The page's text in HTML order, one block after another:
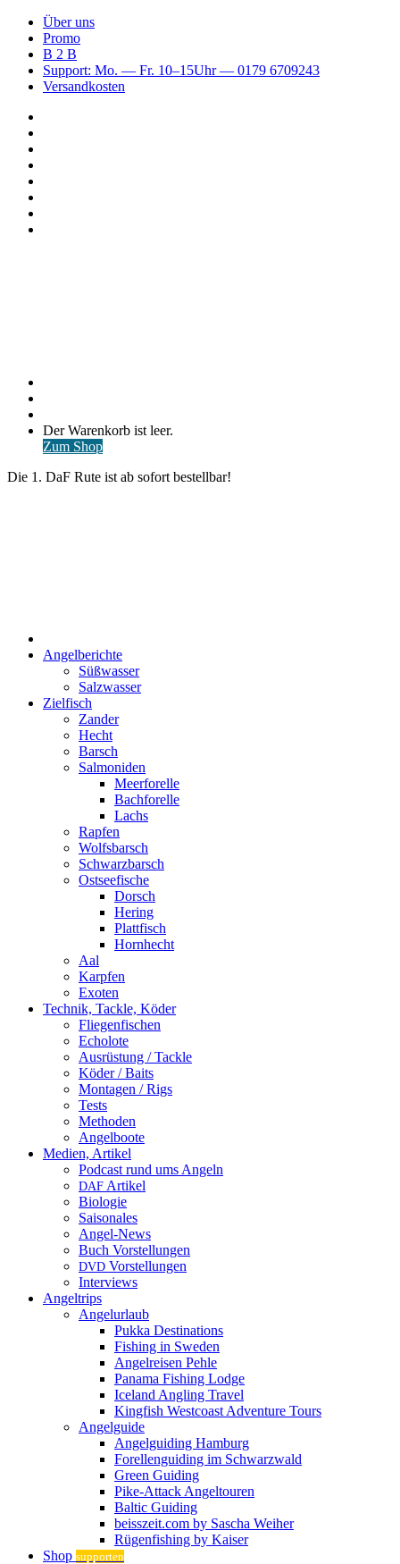
Über uns
Promo
B 2 B
Support: Mo. — Fr. 10–15Uhr — 0179 6709243
Versandkosten
Warenkorb
ansehen
Der Warenkorb ist leer.
Zum Shop
Die 1. DaF Rute ist ab sofort bestellbar!
Angelberichte
Süßwasser
Salzwasser
Zielfisch
Zander
Hecht
Barsch
Salmoniden
Meerforelle
Bachforelle
Lachs
Rapfen
Wolfsbarsch
Schwarzbarsch
Ostseefische
Dorsch
Hering
Plattfisch
Hornhecht
Aal
Karpfen
Exoten
Technik, Tackle, Köder
Fliegenfischen
Echolote
Ausrüstung / Tackle
Köder / Baits
Montagen / Rigs
Tests
Methoden
Angelboote
Medien, Artikel
Podcast rund ums Angeln
DAF Artikel
Biologie
Saisonales
Angel-News
Buch Vorstellungen
DVD Vorstellungen
Interviews
Angeltrips
Angelurlaub
Pukka Destinations
Fishing in Sweden
Angelreisen Pehle
Panama Fishing Lodge
Iceland Angling Travel
Kingfish Westcoast Adventure Tours
Angelguide
Angelguiding Hamburg
Forellenguiding im Schwarzwald
Green Guiding
Pike-Attack Angeltouren
Baltic Guiding
beisszeit.com by Sascha Weiher
Rügenfishing by Kaiser
Shop supporten